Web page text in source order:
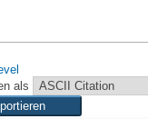
als